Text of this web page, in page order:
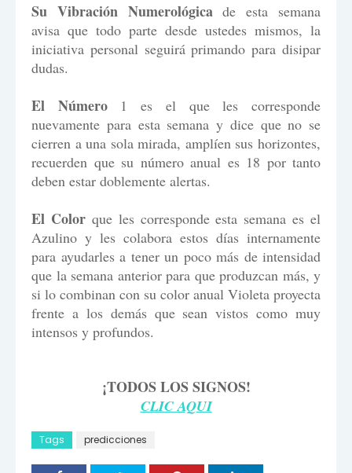
Su Vibración Numerológicade esta semana
avisa que todo parte desde ustedes mismos, la
iniciativa personal seguirá primando para disipar
dudas.
El Número1 es el que les corresponde
nuevamente para esta semana y dice que no se
cierren a una sola mirada, amplíen sus horizontes,
recuerden que su número anual es 18 por tanto
deben estar doblemente alertas.
El Colorque les corresponde esta semana es el
Azulino y les colabora estos días internamente
para ayudarles a tener un poco más de intensidad
que la semana anterior para que produzcan más, y
si lo combinan con su color anual Violeta proyecta
frente a los demás que sean vistos como muy
intensos y profundos.
¡TODOS LOS SIGNOS!
CLIC AQUI
Tags predicciones